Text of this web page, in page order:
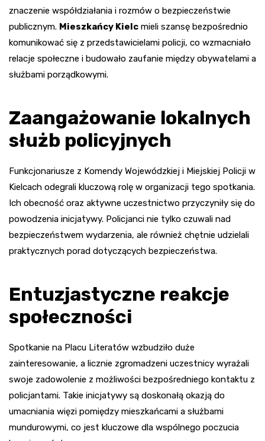
znaczenie współdziałania i rozmów o bezpieczeństwie
publicznym. Mieszkańcy Kielc mieli szansę bezpośrednio
komunikować się z przedstawicielami policji, co wzmacniało
relacje społeczne i budowało zaufanie między obywatelami a
służbami porządkowymi.
Zaangażowanie lokalnych
służb policyjnych
Funkcjonariusze z Komendy Wojewódzkiej i Miejskiej Policji w
Kielcach odegrali kluczową rolę w organizacji tego spotkania.
Ich obecność oraz aktywne uczestnictwo przyczyniły się do
powodzenia inicjatywy. Policjanci nie tylko czuwali nad
bezpieczeństwem wydarzenia, ale również chętnie udzielali
praktycznych porad dotyczących bezpieczeństwa.
Entuzjastyczne reakcje
społeczności
Spotkanie na Placu Literatów wzbudziło duże
zainteresowanie, a licznie zgromadzeni uczestnicy wyrażali
swoje zadowolenie z możliwości bezpośredniego kontaktu z
policjantami. Takie inicjatywy są doskonałą okazją do
umacniania więzi pomiędzy mieszkańcami a służbami
mundurowymi, co jest kluczowe dla wspólnego poczucia